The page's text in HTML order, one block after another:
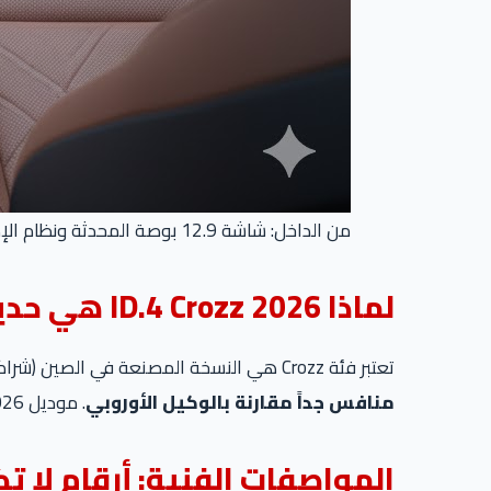
من الداخل: شاشة 12.9 بوصة المحدثة ونظام الإضاءة المحيطي (Ambient Light) الذي يميز فئة Prime.
لماذا ID.4 Crozz 2026 هي حديث السوق المصري؟
تعتبر فئة Crozz هي النسخة المصنعة في الصين (شراكة FAW-Volkswagen)، وهي النسخة التي اكتسحت السوق المصري بفضل معادلة صعبة:
منافس جداً مقارنة بالوكيل الأوروبي. موديل 2026 يأتي بتحسينات برمجية (Software 4.0) ومعالجة لبعض مشاكل الشاشات السابقة، مع كفاءة أعلى في البطارية.
المواصفات الفنية: أرقام لا